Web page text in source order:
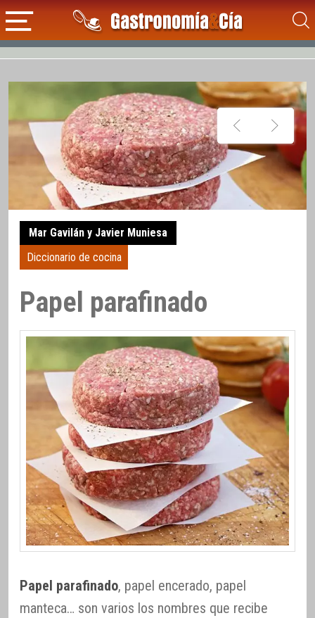
Mar Gavilán y Javier Muniesa
Diccionario de cocina
Papel parafinado
Papel parafinado, papel encerado, papel
manteca… son varios los nombres que recibe